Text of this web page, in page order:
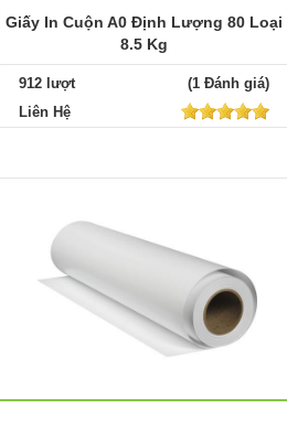
Giấy In Cuộn A0 Định Lượng 80 Loại
8.5 Kg
912 lượt
(1 Đánh giá)
Liên Hệ